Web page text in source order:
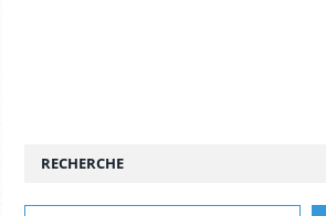
RECHERCHE